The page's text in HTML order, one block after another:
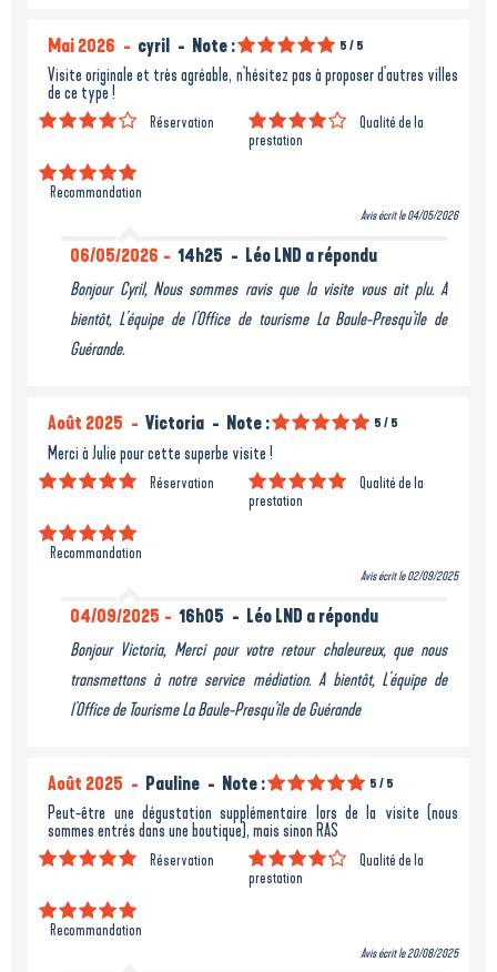
Mai 2026 cyril Note : 5 / 5
Visite originale et très agréable, n'hésitez pas à proposer d'autres villes
de ce type !
Réservation
Qualité de la
prestation
Recommandation
Avis écrit le 04/05/2026
06/05/2026 14h25
Léo LND a répondu
Bonjour Cyril, Nous sommes ravis que la visite vous ait plu. A
bientôt, L'équipe de l'Office de tourisme La Baule-Presqu'île de
Guérande.
Août 2025 Victoria Note : 5 / 5
Merci à Julie pour cette superbe visite !
Réservation
Qualité de la
prestation
Recommandation
Avis écrit le 02/09/2025
04/09/2025 16h05
Léo LND a répondu
Bonjour Victoria, Merci pour votre retour chaleureux, que nous
transmettons à notre service médiation. A bientôt, L'équipe de
l'Office de Tourisme La Baule-Presqu'île de Guérande
Août 2025 Pauline Note : 5 / 5
Peut-être une dégustation supplémentaire lors de la visite (nous
sommes entrés dans une boutique), mais sinon RAS
Réservation
Qualité de la
prestation
Recommandation
Avis écrit le 20/08/2025